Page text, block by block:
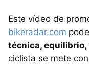
Este vídeo de
bikeradar.com
técnica, equilibrio,
ciclista se mete